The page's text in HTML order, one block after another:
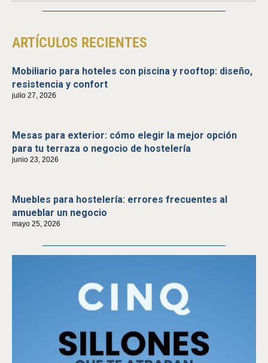
ARTÍCULOS RECIENTES
Mobiliario para hoteles con piscina y rooftop: diseño,
resistencia y confort
julio 27, 2026
Mesas para exterior: cómo elegir la mejor opción
para tu terraza o negocio de hostelería
junio 23, 2026
Muebles para hostelería: errores frecuentes al
amueblar un negocio
mayo 25, 2026